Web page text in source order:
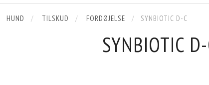
HUND TILSKUD FORDØJELSE SYNBIOTIC D-C
SYNBIOTIC